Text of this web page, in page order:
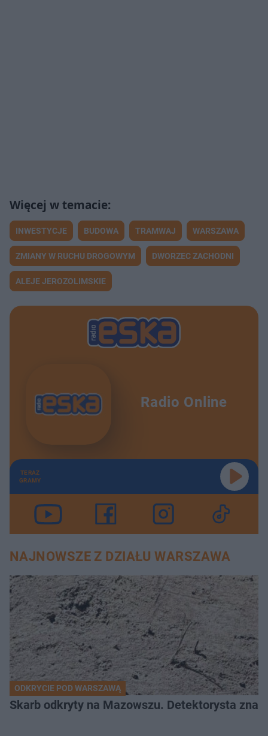
INWESTYCJE BUDOWA TRAMWAJ WARSZAWA
ZMIANY W RUCHU DROGOWYM DWORZEC ZACHODNI
ALEJE JEROZOLIMSKIE
Radio Online
TERAZ
GRAMY
NAJNOWSZE Z DZIAŁU WARSZAWA
ODKRYCIE POD WARSZAWĄ
Skarb odkryty na Mazowszu. Detektorysta